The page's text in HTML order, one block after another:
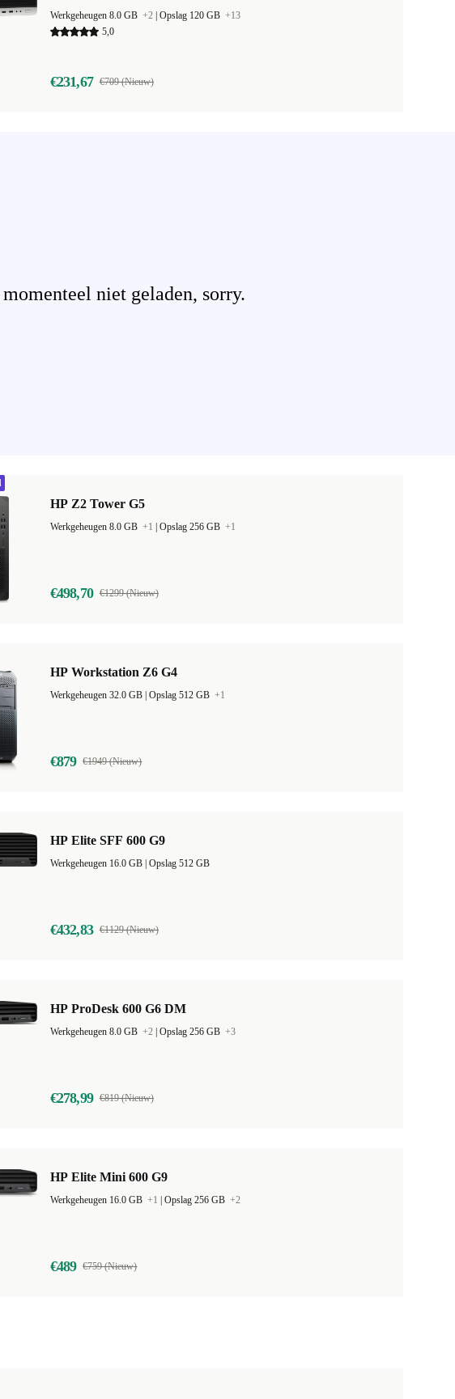
Werkgeheugen 8.0 GB +2 Opslag 120 GB +13
5,0
€231,67 €709 (Nieuw)
niet geladen, sorry.
HP Z2 Tower G5
Werkgeheugen 8.0 GB +1 Opslag 256 GB +1
€498,70 €1299 (Nieuw)
HP Workstation Z6 G4
Opslag 512 GB +1
€879 €1949 (Nieuw)
HP Elite SFF 600 G9
Opslag 512 GB
€432,83 €1129 (Nieuw)
HP ProDesk 600 G6 DM
Werkgeheugen 8.0 GB +2 Opslag 256 GB +3
€278,99 €819 (Nieuw)
HP Elite Mini 600 G9
Werkgeheugen 16.0 GB +1 Opslag 256 GB +2
€489 €759 (Nieuw)